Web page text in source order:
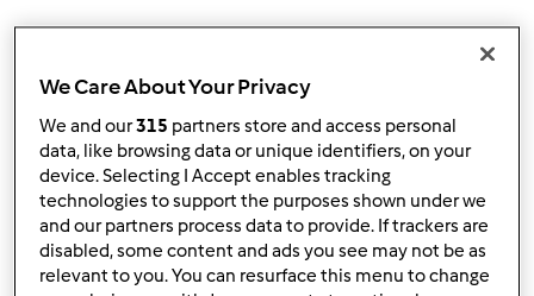
Anonimo (non verificato)
We Care About Your Privacy
We and our315 partners store and access personal
data, like browsing data or unique identifiers, on your
device. Selecting I Accept enables tracking
technologies to support the purposes shown under we
and our partners process data to provide. If trackers are
disabled, some content and ads you see may not be as
relevant to you. You can resurface this menu to change